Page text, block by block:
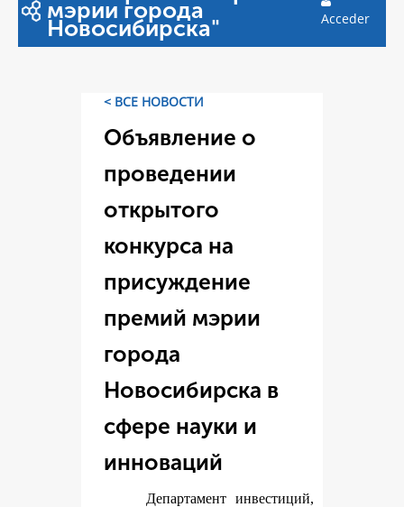
мэрии города
Новосибирска" Acceder
< ВСЕ НОВОСТИ
Объявление о
проведении
открытого
конкурса на
присуждение
премий мэрии
города
Новосибирска в
сфере науки и
инноваций
Департамент инвестиций,